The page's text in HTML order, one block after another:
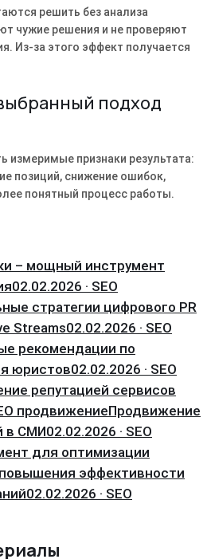
решить без анализа
чужие решения и не проверяют
Из-за этого эффект получается
подход
измеримые признаки результата:
позиций, снижение ошибок,
понятный процесс работы.
– мощный инструмент
02.02.2026 · SEO
стратегии цифрового PR
Streams02.02.2026 · SEO
рекомендации по
юристов02.02.2026 · SEO
репутацией сервисов
продвижениеПродвижение
в СМИ02.02.2026 · SEO
для оптимизации
эффективности
02.02.2026 · SEO